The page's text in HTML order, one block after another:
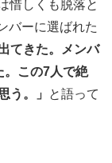
惜しくも脱落と
バーに選ばれた
てきた。メンバ
。この7人で絶
う。」
と語って